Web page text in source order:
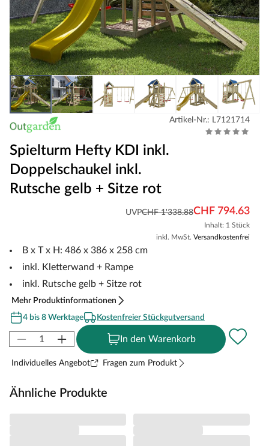
Artikel-Nr.: L7121714
Spielturm Hefty KDI inkl.
Doppelschaukel inkl.
Rutsche gelb + Sitze rot
UVPCHF 1'338.88CHF 794.63
Inhalt: 1 Stück
inkl. MwSt. Versandkostenfrei
B x T x H: 486 x 386 x 258 cm
inkl. Kletterwand + Rampe
inkl. Rutsche gelb + Sitze rot
Mehr Produktinformationen
4 bis 8 Werktage
Kostenfreier Stückgutversand
In den Warenkorb
Individuelles Angebot Fragen zum Produkt
Ähnliche Produkte